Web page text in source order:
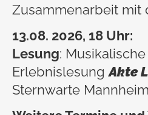
Zusammenarbeit mit
13.08. 2026, 18 Uhr:
Lesung: Musikalische
ErlebnislesungAkte
Sternwarte Mannheim